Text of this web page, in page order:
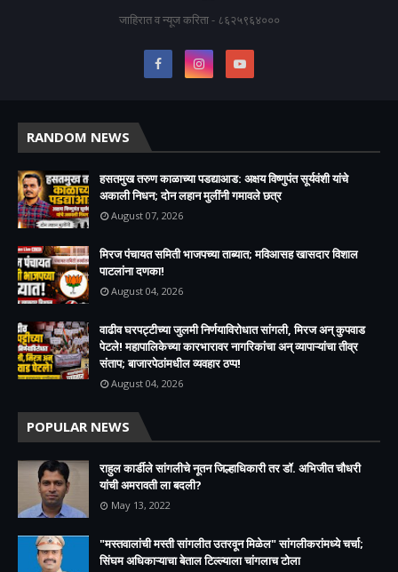
जाहिरात व न्यूज करिता - ८६२५९६४०००
RANDOM NEWS
हसतमुख तरुण काळाच्या पडद्याआड: अक्षय विष्णुपंत सूर्यवंशी यांचे
अकाली निधन; दोन लहान मुलींनी गमावले छत्र
August 07, 2026
मिरज पंचायत समिती भाजपच्या ताब्यात; मविआसह खासदार विशाल
पाटलांना दणका!
August 04, 2026
वाढीव घरपट्टीच्या जुलमी निर्णयाविरोधात सांगली, मिरज अन् कुपवाड
पेटले! महापालिकेच्या कारभारावर नागरिकांचा अन् व्यापाऱ्यांचा तीव्र
संताप; बाजारपेठांमधील व्यवहार ठप्प!​
August 04, 2026
POPULAR NEWS
राहुल कार्डीले सांगलीचे नूतन जिल्हाधिकारी तर डॉ. अभिजीत चौधरी
यांची अमरावती ला बदली?
May 13, 2022
"मस्तवालांची मस्ती सांगलीत उतरवून मिळेल" सांगलीकरांमध्ये चर्चा;
सिंघम अधिकाऱ्याचा बेताल टिल्ल्याला चांगलाच टोला